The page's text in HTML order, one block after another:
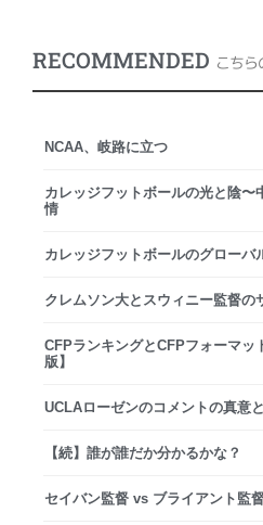
RECOMMENDED こち
NCAA、岐路に立つ
カレッジフットボールの光と陰〜
情
カレッジフットボールのグローバ
クレムソン大とスウィニー監督の
CFPランキングとCFPフォーマッ
版】
UCLAローゼンのコメントの真意
【続】誰が誰だか分かるかな？
セイバン監督 vs ブライアント監